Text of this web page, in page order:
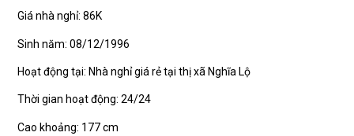
Giá nhà nghỉ: 86K
Sinh năm: 08/12/1996
Hoạt động tại: Nhà nghỉ giá rẻ tại thị xã Nghĩa Lộ
Thời gian hoạt động: 24/24
Cao khoảng: 177 cm